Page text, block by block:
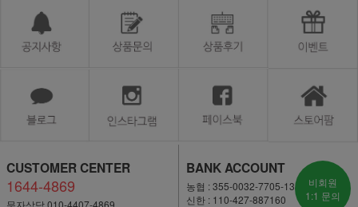
CUSTOMER CENTER
1644-4869
문자상담 010-4407-4869
BANK ACCOUNT
농협 : 355-0032-7705-13
신한 : 110-427-887160
비회원
1:1 문의